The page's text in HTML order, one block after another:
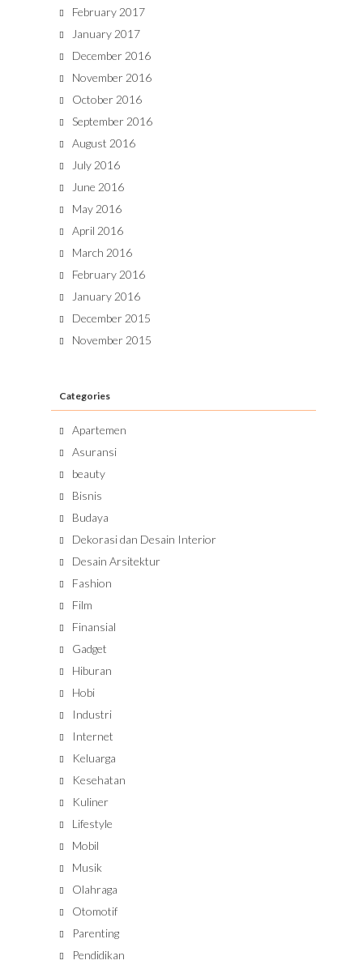
February 2017
January 2017
December 2016
November 2016
October 2016
September 2016
August 2016
July 2016
June 2016
May 2016
April 2016
March 2016
February 2016
January 2016
December 2015
November 2015
Categories
Apartemen
Asuransi
beauty
Bisnis
Budaya
Dekorasi dan Desain Interior
Desain Arsitektur
Fashion
Film
Finansial
Gadget
Hiburan
Hobi
Industri
Internet
Keluarga
Kesehatan
Kuliner
Lifestyle
Mobil
Musik
Olahraga
Otomotif
Parenting
Pendidikan